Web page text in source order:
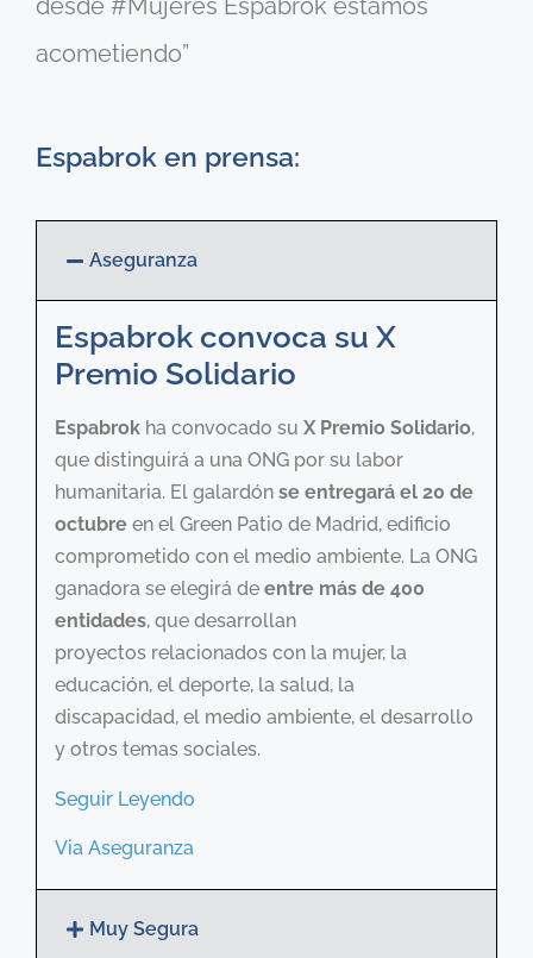
acometiendo”
Espabrok en prensa:
Aseguranza
Espabrok convoca su X
Premio Solidario
Espabrok ha convocado su X Premio Solidario,
que distinguirá a una ONG por su labor
humanitaria. El galardón se entregará el 20 de
octubre en el Green Patio de Madrid, edificio
comprometido con el medio ambiente. La ONG
ganadora se elegirá de entre más de 400
entidades, que desarrollan
proyectos relacionados con la mujer, la
educación, el deporte, la salud, la
discapacidad, el medio ambiente, el desarrollo
y otros temas sociales.
Seguir Leyendo
Via Aseguranza
Muy Segura